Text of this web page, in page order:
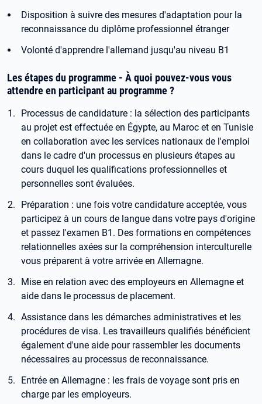
Disposition à suivre des mesures d'adaptation pour la
reconnaissance du diplôme professionnel étranger
Volonté d'apprendre l'allemand jusqu'au niveau B1
Les étapes du programme - À quoi pouvez-vous vous
attendre en participant au programme ?
Processus de candidature : la sélection des participants
au projet est effectuée en Égypte, au Maroc et en Tunisie
en collaboration avec les services nationaux de l'emploi
dans le cadre d'un processus en plusieurs étapes au
cours duquel les qualifications professionnelles et
personnelles sont évaluées.
Préparation : une fois votre candidature acceptée, vous
participez à un cours de langue dans votre pays d'origine
et passez l'examen B1. Des formations en compétences
relationnelles axées sur la compréhension interculturelle
vous préparent à votre arrivée en Allemagne.
Mise en relation avec des employeurs en Allemagne et
aide dans le processus de placement.
Assistance dans les démarches administratives et les
procédures de visa. Les travailleurs qualifiés bénéficient
également d'une aide pour rassembler les documents
nécessaires au processus de reconnaissance.
Entrée en Allemagne : les frais de voyage sont pris en
charge par les employeurs.